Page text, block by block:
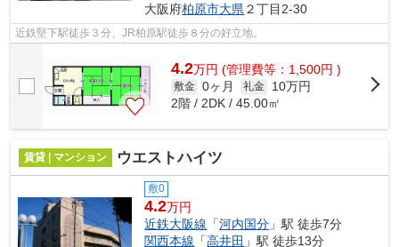
大阪府柏原市大県 ２丁目2-30
近鉄堅下駅徒歩３分、JR柏原駅徒歩８分の好立地。
4.2万円 (管理費等：1,500円 )
敷金 0ヶ月 礼金
10万円
2階 / 2DK / 45.00㎡
賃貸 | マンション ウエストハイツ
敷0
4.2万円
近鉄大阪線 「河内国分 」駅 徒歩7分
関西本線 「高井田 」駅 徒歩13分